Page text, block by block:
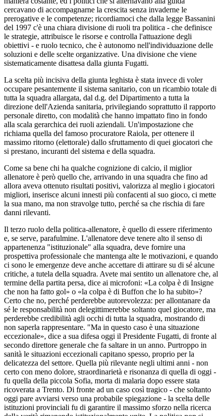
cercavano di accompagnarne la crescita senza invaderne le
prerogative e le competenze; ricordiamoci che dalla legge Bassanini
del 1997 c'è una chiara divisione di ruoli tra politica - che definisce
le strategie, attribuisce le risorse e controlla l'attuazione degli
obiettivi - e ruolo tecnico, che è autonomo nell'individuazione delle
soluzioni e delle scelte organizzative. Una divisione che viene
sistematicamente disattesa dalla giunta Fugatti.
La scelta più incisiva della giunta leghista è stata invece di voler
occupare pesantemente il sistema sanitario, con un ricambio totale di
tutta la squadra allargata, dal d.g. del Dipartimento a tutta la
direzione dell'Azienda sanitaria, privilegiando soprattutto il rapporto
personale diretto, con modalità che hanno impattato fino in fondo
alla scala gerarchica dei ruoli aziendali. Un'impostazione che
richiama quella del famoso procuratore Raiola, per ottenere il
massimo ritorno (elettorale) dallo sfruttamento di quei giocatori che
si prestano, incuranti del sistema e della squadra.
Come sa bene chi ha qualche cognizione di calcio, il miglior
allenatore è però quello che, arrivando in una squadra che fino ad
allora aveva ottenuto risultati positivi, valorizza al meglio i giocatori
migliori, inserisce alcuni innesti più confacenti al suo gioco, ci mette
la sua mano, ma non stravolge tutto, perché sa che rischia di fare
danni rilevanti.
Il terzo ruolo della politica-allenatore, è quello di essere riferimento
e, se serve, parafulmine. L'allenatore deve tenere alto il senso di
appartenenza "istituzionale" alla squadra, deve fornire una
prospettiva professionale che mantenga alte le motivazioni, e quando
ci sono le emergenze deve anche accettare di attirare su di sé alcune
critiche, a tutela della squadra. Avete mai sentito un allenatore che, al
termine della partita persa, dice ai microfoni: «La colpa è di Insigne
che non ha fatto gol» o «la colpa è di Buffon che lo ha subito»?
Certo che no, perché perderebbe autorevolezza: per allontanare da
sé le responsabilità non delegittimerebbe soltanto quel giocatore, ma
perderebbe credibilità agli occhi di tutta la squadra, mostrando di
non saperla rappresentare. "Ma in questo caso è una situazione
eccezionale», dice a sua difesa oggi il Presidente Fugatti, di fronte al
secondo direttore generale che fa saltare in un anno. Purtroppo in
sanità le situazioni eccezionali capitano spesso, proprio per la
delicatezza del settore. Quella più rilevante negli ultimi anni - non
certo con meno dolore, straordinarietà e risonanza di quella di oggi -
fu quella della piccola Sofia, morta di malaria dopo essere stata
ricoverata a Trento. Di fronte ad un caso così tragico - che soltanto
oggi pare avviarsi verso una probabile spiegazione - la scelta delle
istituzioni provinciali fu di garantire il massimo sforzo nella ricerca